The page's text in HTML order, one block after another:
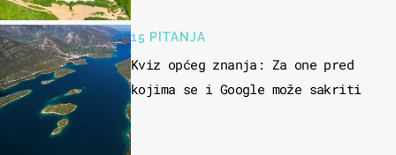
15 PITANJA
Kviz općeg znanja: Za one pred
kojima se i Google može sakriti